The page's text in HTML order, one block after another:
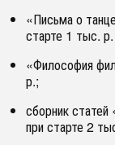
«Письма о
старте 1 тыс.
«Философия
р.;
сборник
при старте 2